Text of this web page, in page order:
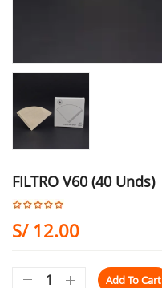
FILTRO V60 (40 Unds)
S/12.00
Add To Cart